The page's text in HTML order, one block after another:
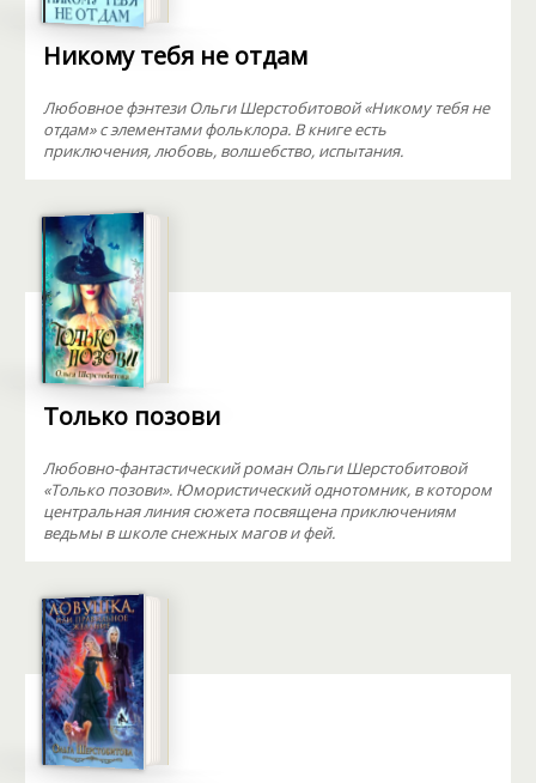
Никому тебя не отдам
Любовное фэнтези Ольги Шерстобитовой «Никому тебя не
отдам» с элементами фольклора. В книге есть
приключения, любовь, волшебство, испытания.
Только позови
Любовно-фантастический роман Ольги Шерстобитовой
«Только позови». Юмористический однотомник, в котором
центральная линия сюжета посвящена приключениям
ведьмы в школе снежных магов и фей.